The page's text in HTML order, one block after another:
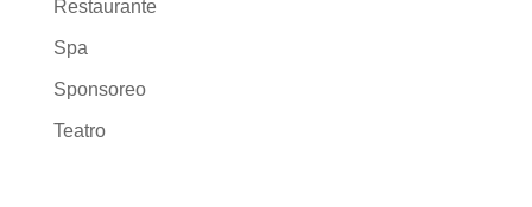
Restaurante
Spa
Sponsoreo
Teatro